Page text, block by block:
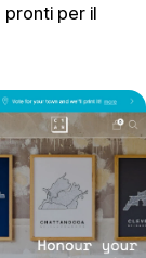
pronti per il